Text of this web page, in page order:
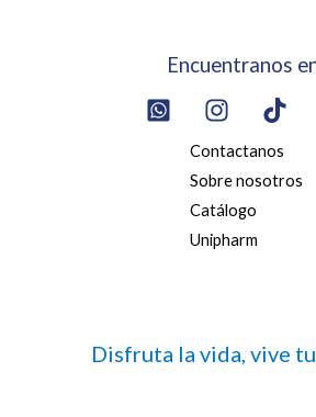
Encuentranos
Contactanos
Sobre nosotros
Catálogo
Unipharm
Disfruta la vida, vive